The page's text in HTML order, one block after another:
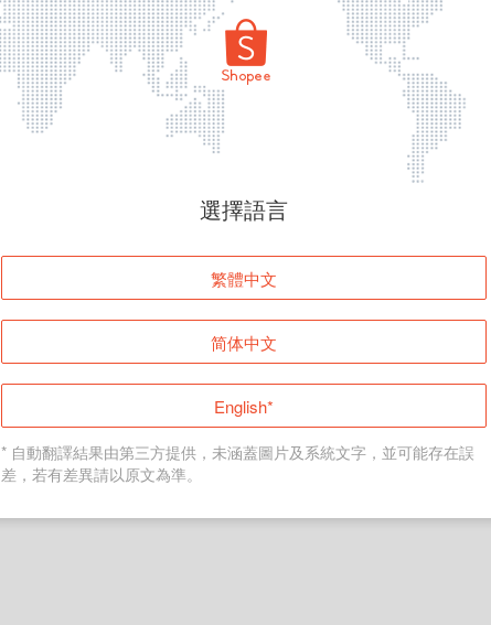
頁面無法顯示
登入
返回首頁
選擇語言
繁體中文
简体中文
English*
* 自動翻譯結果由第三方提供，未涵蓋圖片及系統文字，並可能存在誤
差，若有差異請以原文為準。